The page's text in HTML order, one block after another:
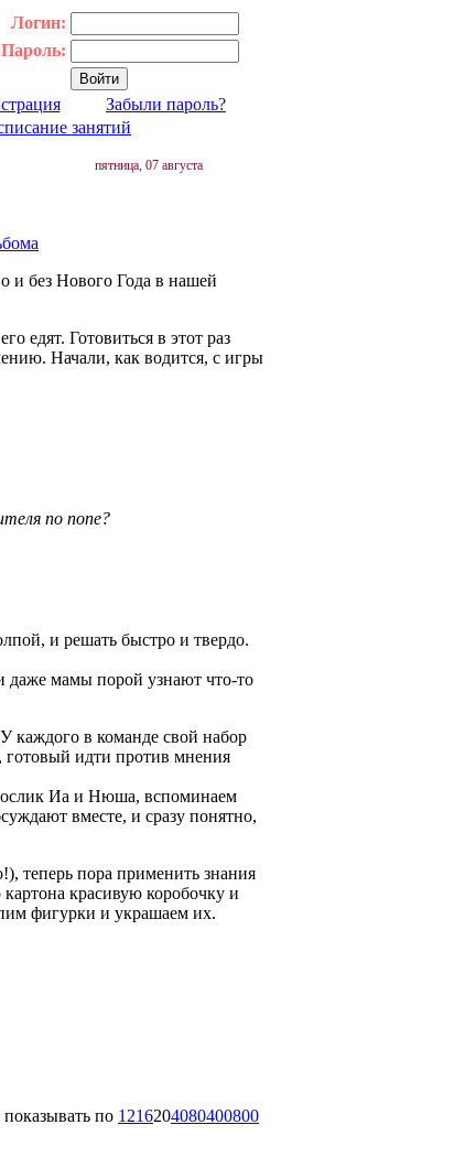
Логин:
Пароль:
Забыли пароль?
занятий
пятница, 07 августа
и без Нового Года в нашей
едят. Готовиться в этот раз
Начали, как водится, с игры
по попе?
и решать быстро и твердо.
даже мамы порой узнают что-то
каждого в команде свой набор
готовый идти против мнения
ослик Иа и Нюша, вспоминаем
вместе, и сразу понятно,
теперь пора применить знания
красивую коробочку и
фигурки и украшаем их.
показывать по 1216204080400800